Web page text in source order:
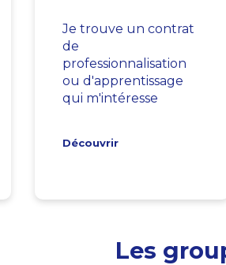
Je trouve un contrat
de
professionnalisation
ou d'apprentissage
qui m'intéresse
Découvrir
Les